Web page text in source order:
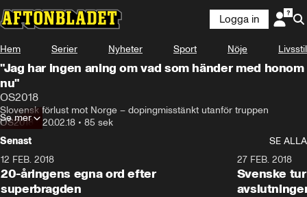
Logga in
Hem Serier Nyheter Sport Nöje Livsstil
"Jag har ingen aning om vad som händer med honom
nu"
OS2018
Slovensk förlust mot Norge – dopingmisstänkt utanför truppen
OS2018• 20.02.18 • 85 sek
Se mer
Senast
SE ALLA
12 FEB. 2018
20-åringens egna ord efter
superbragden
27 FEB. 2018
Svenske